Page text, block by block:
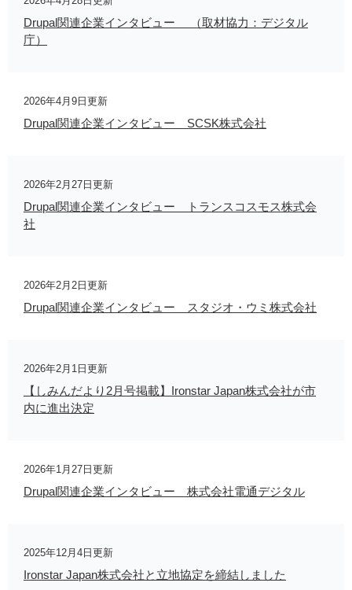
Drupal関連企業インタビュー （取材協力：デジタル
庁）
2026年4月9日更新
Drupal関連企業インタビュー SCSK株式会社
2026年2月27日更新
Drupal関連企業インタビュー トランスコスモス株式会
社
2026年2月2日更新
Drupal関連企業インタビュー スタジオ・ウミ株式会社
2026年2月1日更新
【しみんだより2月号掲載】Ironstar Japan株式会社が市
内に進出決定
2026年1月27日更新
Drupal関連企業インタビュー 株式会社電通デジタル
2025年12月4日更新
Ironstar Japan株式会社と立地協定を締結しました